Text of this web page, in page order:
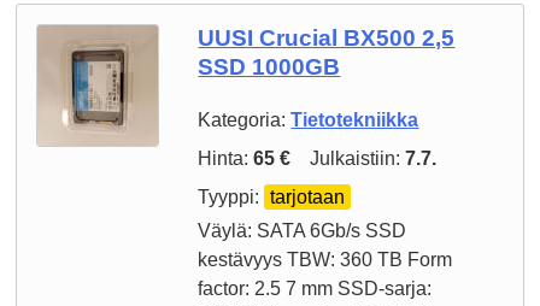
UUSI Crucial BX500 2,5
SSD 1000GB
Kategoria:Tietotekniikka
Hinta:65 € Julkaistiin:7.7.
Tyyppi:
tarjotaan
Väylä: SATA 6Gb/s SSD
kestävyys TBW: 360 TB Form
factor: 2.5 7 mm SSD-sarja: